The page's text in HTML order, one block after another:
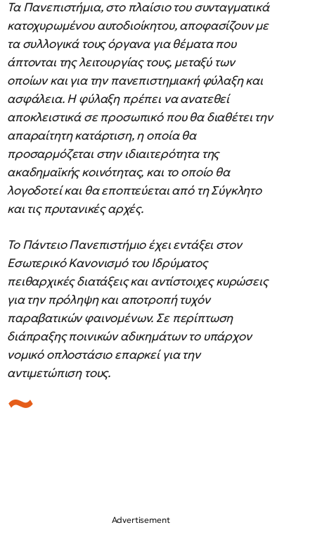
Τα Πανεπιστήμια, στο πλαίσιο του συνταγματικά
κατοχυρωμένου αυτοδιοίκητου, αποφασίζουν με
τα συλλογικά τους όργανα για θέματα που
άπτονται της λειτουργίας τους, μεταξύ των
οποίων και για την πανεπιστημιακή φύλαξη και
ασφάλεια. Η φύλαξη πρέπει να ανατεθεί
αποκλειστικά σε προσωπικό που θα διαθέτει την
απαραίτητη κατάρτιση, η οποία θα
προσαρμόζεται στην ιδιαιτερότητα της
ακαδημαϊκής κοινότητας, και το οποίο θα
λογοδοτεί και θα εποπτεύεται από τη Σύγκλητο
και τις πρυτανικές αρχές.
Το Πάντειο Πανεπιστήμιο έχει εντάξει στον
Εσωτερικό Κανονισμό του Ιδρύματος
πειθαρχικές διατάξεις και αντίστοιχες κυρώσεις
για την πρόληψη και αποτροπή τυχόν
παραβατικών φαινομένων. Σε περίπτωση
διάπραξης ποινικών αδικημάτων το υπάρχον
νομικό οπλοστάσιο επαρκεί για την
αντιμετώπιση τους.